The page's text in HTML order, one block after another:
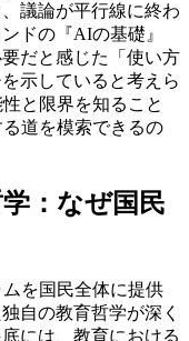
議論が平行線に終わ
ドの『AIの基礎』
だと感じた「使い方
示していると考えら
と限界を知ること
道を模索できるの
：なぜ国民
を国民全体に提供
自の教育哲学が深く
には、教育における